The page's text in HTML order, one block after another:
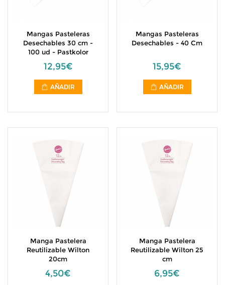
Mangas Pasteleras
Desechables 30 cm -
100 ud - Pastkolor
12,95€
AÑADIR
Mangas Pasteleras
Desechables - 40 Cm
15,95€
AÑADIR
Manga Pastelera
Reutilizable Wilton
20cm
4,50€
Manga Pastelera
Reutilizable Wilton 25
cm
6,95€